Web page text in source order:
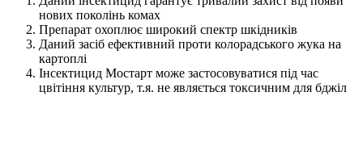
нових поколінь комах
Препарат охоплює широкий спектр шкідників
Даний засіб ефективний проти колорадського жука на
картоплі
Інсектицид Мостарт може застосовуватися під час
цвітіння культур, т.я. не являється токсичним для бджіл